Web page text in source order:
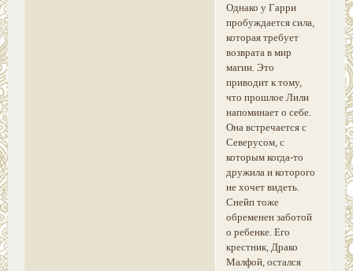
Однако у Гарри
пробуждается сила,
которая требует
возврата в мир
магии. Это
приводит к тому,
что прошлое Лили
напоминает о себе.
Она встречается с
Северусом, с
которым когда-то
дружила и которого
не хочет видеть.
Снейп тоже
обременен заботой
о ребенке. Его
крестник, Драко
Малфой, остался